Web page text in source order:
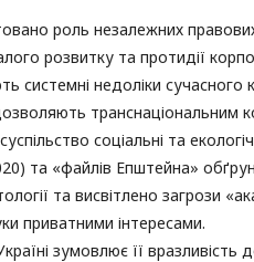
роль незалежних
розвитку та протидії
системні недоліки сучасного
транснаціональним
соціальні та
та «файлів Епштейна»
та висвітлено загрози
приватними інтересами.
зумовлює її вразливість